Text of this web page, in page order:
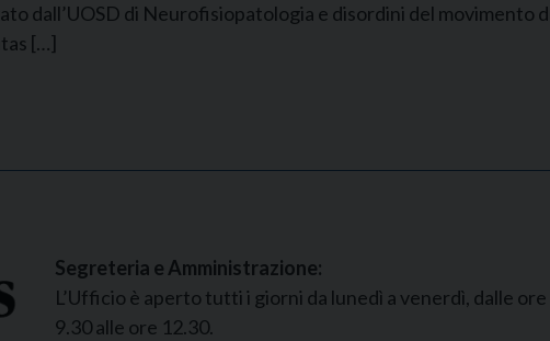
dall’UOSD di Neurofisiopatologia e disordini del movimento
[…]
Segreteria e Amministrazione:
L’Ufficio è aperto tutti i giorni da lunedì a venerdì, dalle ore
9.30 alle ore 12.30.